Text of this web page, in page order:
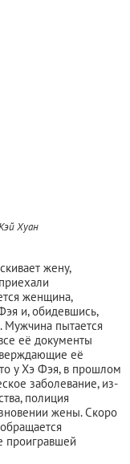
Хуан
жену,
женщина,
и, обидевшись,
Мужчина пытается
её документы
её
у Хэ Фэя, в прошлом
заболевание, из-
полиция
жены. Скоро
проигравшей